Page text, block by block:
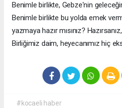
Benimle birlikte, Gebze'nin
Benimle birlikte bu yolda emek
yazmaya hazır mısınız?
Birliğimiz daim, heyecanımız hiç
#kocaeli haber